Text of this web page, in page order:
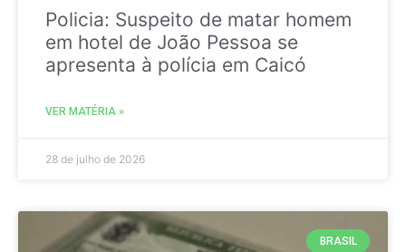
Policia: Suspeito de matar homem
em hotel de João Pessoa se
apresenta à polícia em Caicó
VER MATÉRIA »
28 de julho de 2026
BRASIL